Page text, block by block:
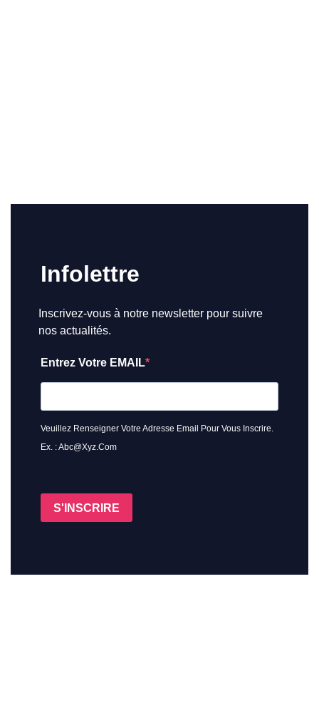
Infolettre
Inscrivez-vous à notre newsletter pour suivre
nos actualités.
Entrez Votre EMAIL
Veuillez Renseigner Votre Adresse Email Pour Vous Inscrire.
Ex. : Abc@xyz.com
S'INSCRIRE